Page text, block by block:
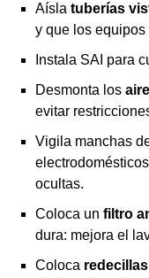
Aísla tuberías
y que los
Instala SAI para
Desmonta los
evitar
Vigila manchas
ocultas.
Coloca un filtro
dura: mejora el
Coloca